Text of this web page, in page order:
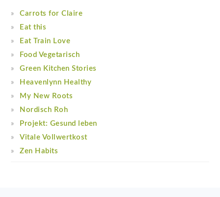
Carrots for Claire
Eat this
Eat Train Love
Food Vegetarisch
Green Kitchen Stories
Heavenlynn Healthy
My New Roots
Nordisch Roh
Projekt: Gesund leben
Vitale Vollwertkost
Zen Habits